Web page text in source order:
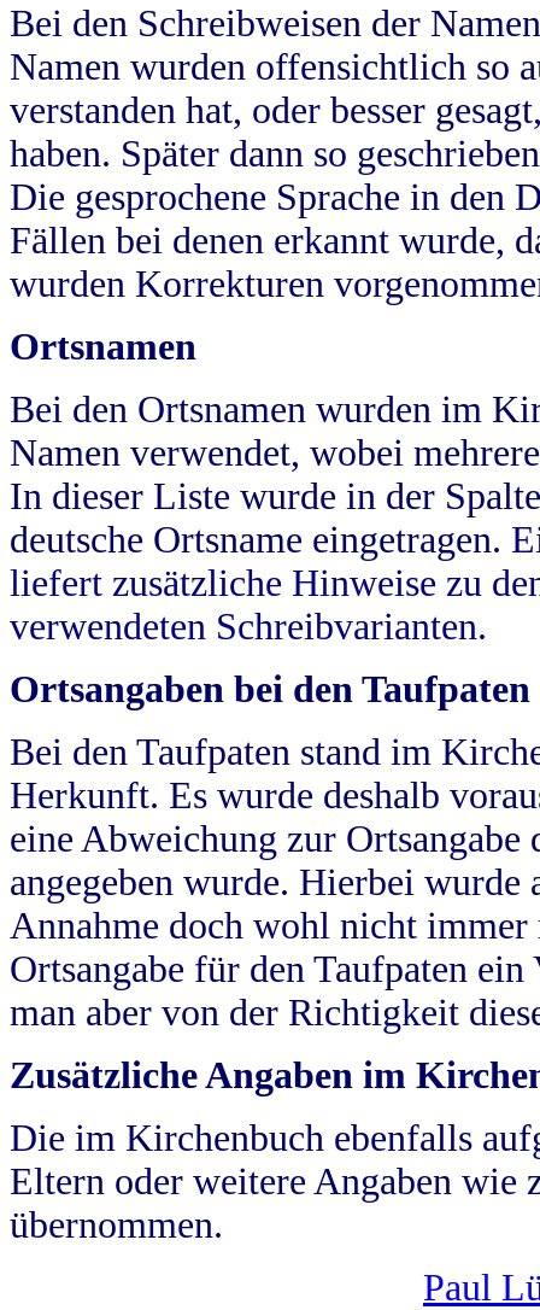
Bei den Schreibweisen der
Namen wurden offensichtlich so
verstanden hat, oder besser
haben. Später dann so
Die gesprochene Sprache in
Fällen bei denen erkannt wurde,
wurden Korrekturen
Ortsnamen
Bei den Ortsnamen wurden im
Namen verwendet, wobei
In dieser Liste wurde in der
deutsche Ortsname eingetragen.
liefert zusätzliche Hinweise zu
verwendeten Schreibvarianten.
Ortsangaben bei den Taufpaten
Bei den Taufpaten stand im
Herkunft. Es wurde deshalb
eine Abweichung zur
angegeben wurde. Hierbei wurde
Annahme doch wohl nicht
Ortsangabe für den Taufpaten
man aber von der Richtigkeit
Zusätzliche Angaben im
Die im Kirchenbuch ebenfalls
Eltern oder weitere Angaben wie
übernommen.
Paul